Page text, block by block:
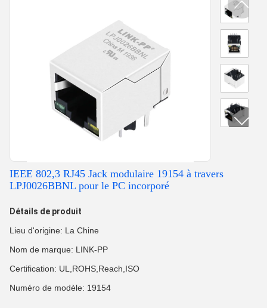
IEEE 802,3 RJ45 Jack modulaire 19154 à travers
LPJ0026BBNL pour le PC incorporé
Détails de produit
Lieu d'origine: La Chine
Nom de marque: LINK-PP
Certification: UL,ROHS,Reach,ISO
Numéro de modèle: 19154